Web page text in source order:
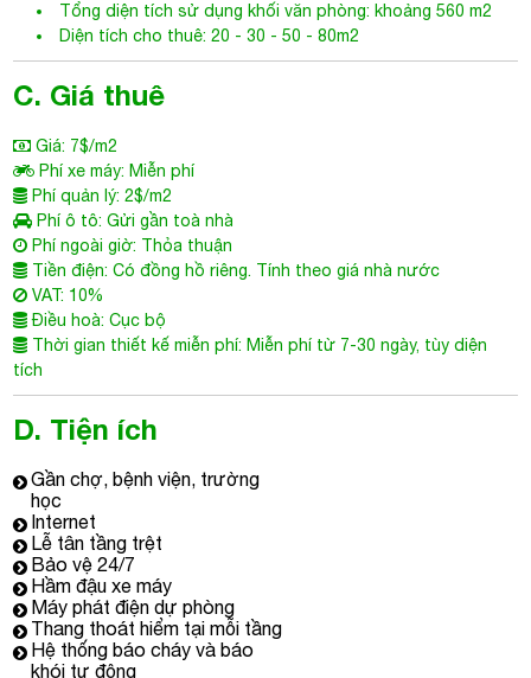
Tổng diện tích sử dụng khối văn phòng: khoảng 560 m2
Diện tích cho thuê: 20 - 30 - 50 - 80m2
C. Giá thuê
Giá: 7$/m2
Phí xe máy: Miễn phí
Phí quản lý: 2$/m2
Phí ô tô: Gửi gần toà nhà
Phí ngoài giờ: Thỏa thuận
Tiền điện: Có đồng hồ riêng. Tính theo giá nhà nước
VAT: 10%
Điều hoà: Cục bộ
Thời gian thiết kế miễn phí: Miễn phí từ 7-30 ngày, tùy diện
tích
D. Tiện ích
Gần chợ, bệnh viện, trường
học
Internet
Lễ tân tầng trệt
Bảo vệ 24/7
Hầm đậu xe máy
Máy phát điện dự phòng
Thang thoát hiểm tại mỗi tầng
Hệ thống báo cháy và báo
khói tự động